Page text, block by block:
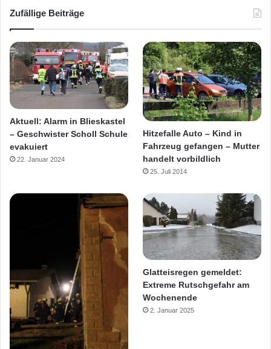
Zufällige Beiträge
Aktuell: Alarm in Blieskastel
– Geschwister Scholl Schule
evakuiert
22. Januar 2024
Hitzefalle Auto – Kind in
Fahrzeug gefangen – Mutter
handelt vorbildlich
25. Juli 2014
Glatteisregen gemeldet:
Extreme Rutschgefahr am
Wochenende
2. Januar 2025